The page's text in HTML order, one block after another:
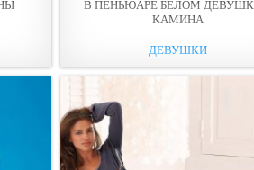
В ПЕНЬЮАРЕ БЕЛОМ
КАМИНA
ДЕВУШКИ